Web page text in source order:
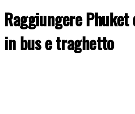
Raggiungere Phuket
in bus e traghetto